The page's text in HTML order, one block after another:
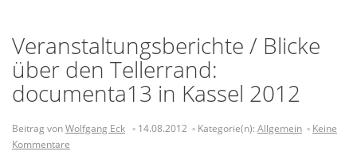
Veranstaltungsberichte / Blicke
über den Tellerrand:
documenta13 in Kassel 2012
Beitrag vonWolfgang Eck 14.08.2012 Kategorie(n): Allgemein
Keine
Kommentare